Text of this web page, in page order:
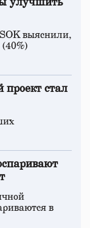
улучшить
выяснили,
стал
в